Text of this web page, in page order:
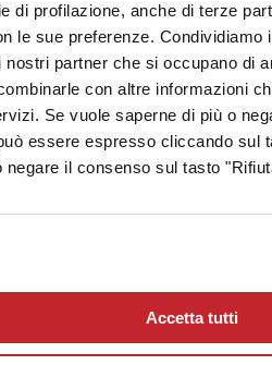
di profilazione, anche di terze
le sue preferenze.
partner che si occupano di
con altre informazioni
Se vuole saperne di più o
essere espresso cliccando sul
negare il consenso sul tasto
Accetta tutti